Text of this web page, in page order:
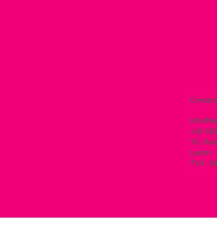
Contact
+32
15,
Lantin
TVA :